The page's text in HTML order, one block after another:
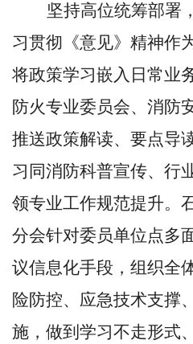
坚持高位统筹部署
习贯彻《意见》精神作
将政策学习嵌入日常业
防火专业委员会、消防
推送政策解读、要点导
习同消防科普宣传、行
领专业工作规范提升。
分会针对委员单位点多
议信息化手段，组织全
险防控、应急技术支撑
施，做到学习不走形式